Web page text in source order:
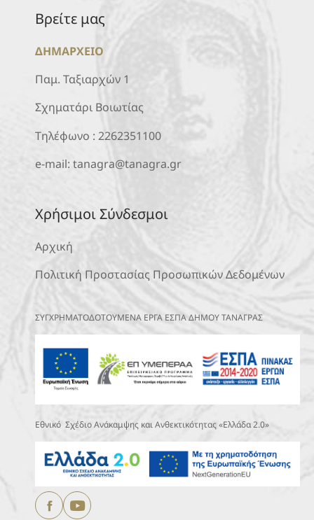
Βρείτε μας
ΔΗΜΑΡΧΕΙΟ
Παμ. Ταξιαρχών 1
Σχηματάρι Βοιωτίας
Τηλέφωνο : 2262351100
e-mail: tanagra@tanagra.gr
Χρήσιμοι Σύνδεσμοι
Αρχική
Πολιτική Προστασίας Προσωπικών Δεδομένων
ΣΥΓΧΡΗΜΑΤΟΔΟΤΟΥΜΕΝΑ ΕΡΓΑ ΕΣΠΑ ΔΗΜΟΥ ΤΑΝΑΓΡΑΣ
Εθνικό Σχέδιο Ανάκαμψης και Ανθεκτικότητας «Ελλάδα 2.0»